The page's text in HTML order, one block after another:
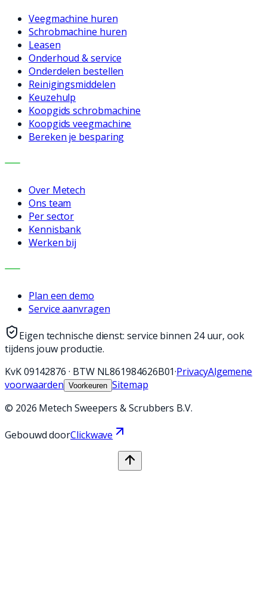
Veegmachine huren
Schrobmachine huren
Leasen
Onderhoud & service
Onderdelen bestellen
Reinigingsmiddelen
Keuzehulp
Koopgids schrobmachine
Koopgids veegmachine
Bereken je besparing
BEDRIJF
Over Metech
Ons team
Per sector
Kennisbank
Werken bij
CONTACT
Plan een demo
Service aanvragen
Eigen technische dienst: service binnen 24 uur, ook
tijdens jouw productie.
KvK09142876 · BTW NL861984626B01·PrivacyAlgemene
voorwaarden Voorkeuren Sitemap
© 2026 Metech Sweepers & Scrubbers B.V.
Gebouwd doorClickwave